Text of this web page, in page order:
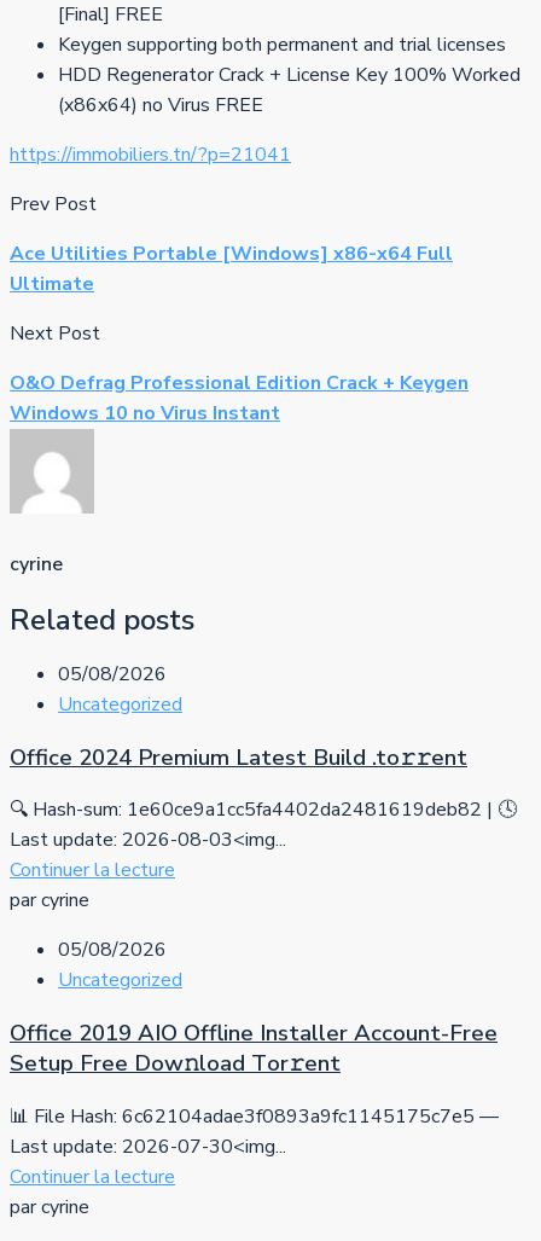
[Final] FREE
Keygen supporting both permanent and trial licenses
HDD Regenerator Crack + License Key 100% Worked
(x86x64) no Virus FREE
https://immobiliers.tn/?p=21041
Prev Post
Ace Utilities Portable [Windows] x86-x64 Full
Ultimate
Next Post
O&O Defrag Professional Edition Crack + Keygen
Windows 10 no Virus Instant
cyrine
Related posts
05/08/2026
Uncategorized
Office 2024 Premium Latest Build .tо𝚛𝚛еnt
🔍 Hash-sum: 1e60ce9a1cc5fa4402da2481619deb82 | 🕓
Last update: 2026-08-03<img...
Continuer la lecture
par cyrine
05/08/2026
Uncategorized
Office 2019 AIO Offline Installer Account-Free
Setup Frее Dow𝚗load Tоr𝚛ent
📊 File Hash: 6c62104adae3f0893a9fc1145175c7e5 —
Last update: 2026-07-30<img...
Continuer la lecture
par cyrine